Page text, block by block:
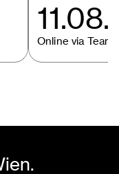
Online via